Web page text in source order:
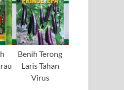
Benih Terong
Laris Tahan
Virus